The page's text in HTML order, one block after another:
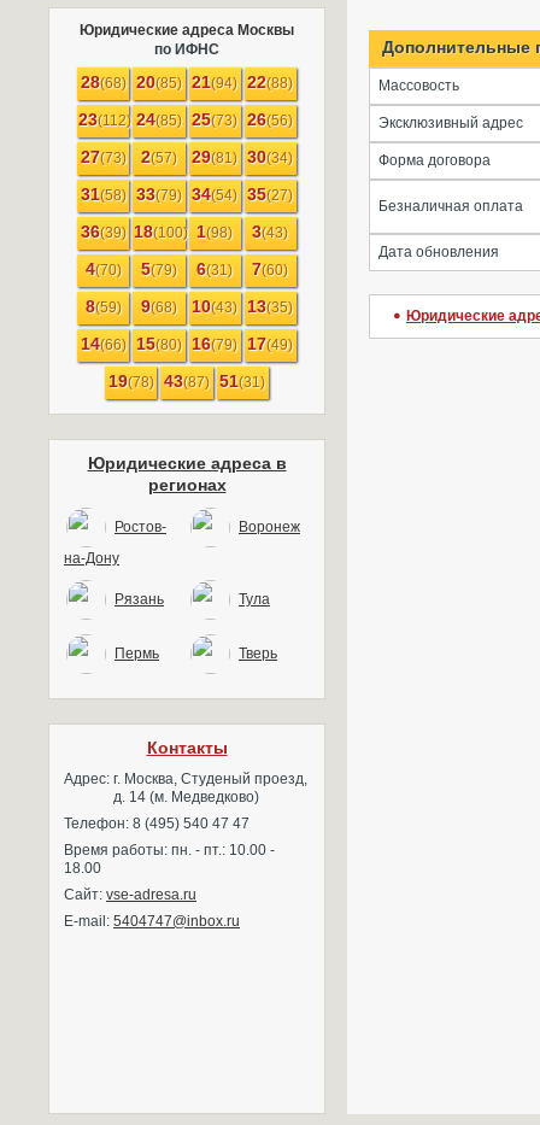
Юридические адреса Москвы
по ИФНС
28(68) 20(85) 21(94) 22(88)
23(112) 24(85) 25(73) 26(56)
27(73) 2(57) 29(81) 30(34)
31(58) 33(79) 34(54) 35(27)
36(39) 18(100) 1(98) 3(43)
4(70) 5(79) 6(31) 7(60)
8(59) 9(68) 10(43) 13(35)
14(66) 15(80) 16(79) 17(49)
19(78) 43(87) 51(31)
Юридические адреса в
регионах
Ростов-
на-Дону
Воронеж
Рязань Тула
Пермь Тверь
Контакты
Адрес: г. Москва, Студеный проезд,
д. 14 (м. Медведково)
Телефон: 8 (495) 540 47 47
Время работы: пн. - пт.: 10.00 -
18.00
Сайт: vse-adresa.ru
E-mail: 5404747@inbox.ru
Дополнительные
Массовость
Эксклюзивный адрес
Форма договора
Безналичная оплата
Дата обновления
Юридические